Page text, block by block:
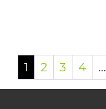
1 2 3 4 …